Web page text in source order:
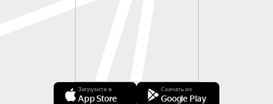
Загрузите в
App Store
Скачать из
Google Play